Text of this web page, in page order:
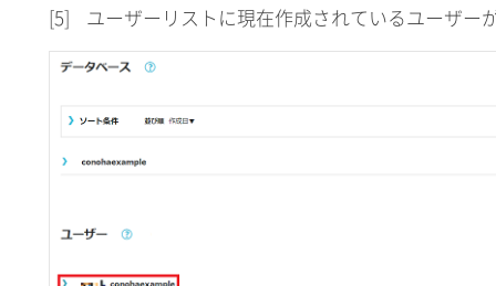
[5] ユーザーリストに現在作成されているユーザー